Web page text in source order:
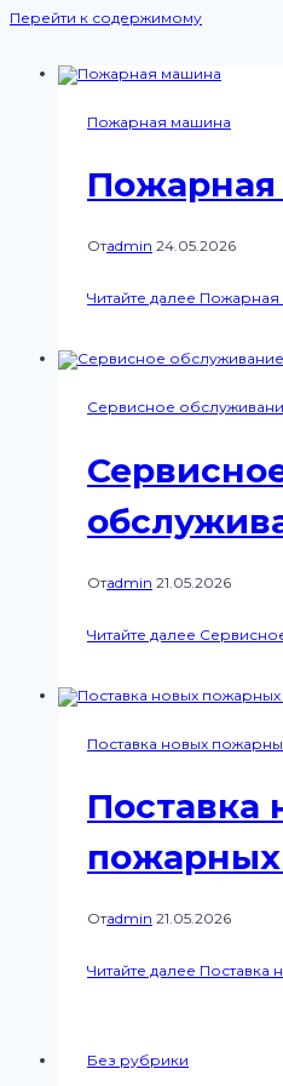
Перейти к содержимому
Пожарная машина
Отadmin 24.05.2026
Читайте далее Пожарная
Сервисное
Отadmin 21.05.2026
Читайте далее
Поставка новых
Поставка
Отadmin 21.05.2026
Читайте далее Поставка
Без рубрики